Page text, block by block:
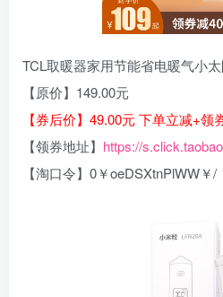
TCL取暖器家用节能省电暖气小
【原价】149.00元
【券后价】49.00元 下单立减+领
【领券地址】 https://
【淘口令】0￥oeDSXtnPlWW￥/